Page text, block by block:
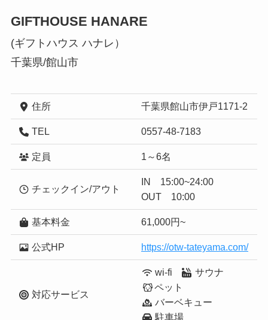
GIFTHOUSE HANARE
(ギフトハウス ハナレ）
千葉県/館山市
住所 千葉県館山市伊戸1171-2
TEL 0557-48-7183
定員 1～6名
チェックイン/アウト
IN 15:00~24:00
OUT 10:00
基本料金 61,000円~
公式HP https://otw-tateyama.com/
対応サービス
wi-fi
サウナ
ペット
バーベキュー
駐車場